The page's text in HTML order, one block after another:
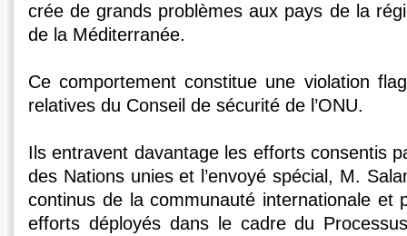
crée de grands problèmes aux pays de la
de la Méditerranée.
Ce comportement constitue une violation
relatives du Conseil de sécurité de l’ONU.
Ils entravent davantage les efforts consentis
des Nations unies et l’envoyé spécial, M.
continus de la communauté internationale et
efforts déployés dans le cadre du